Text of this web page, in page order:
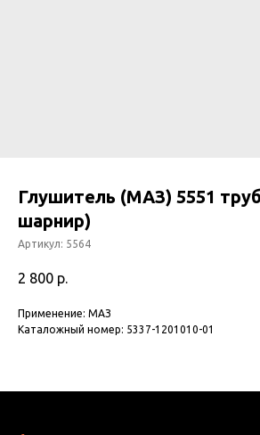
Глушитель (МАЗ) 5551
шарнир)
Артикул: 5564
2 800 р.
Применение: МАЗ
Каталожный номер: 5337-1201010-01